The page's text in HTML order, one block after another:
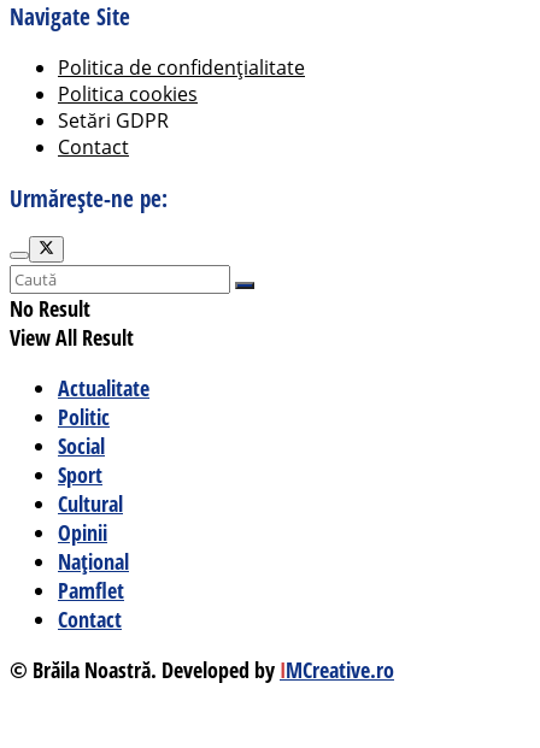
Navigate Site
Politica de confidențialitate
Politica cookies
Setări GDPR
Contact
Urmărește-ne pe:
No Result
View All Result
Actualitate
Politic
Social
Sport
Cultural
Opinii
Național
Pamflet
Contact
© Brăila Noastră. Developed by IMCreative.ro